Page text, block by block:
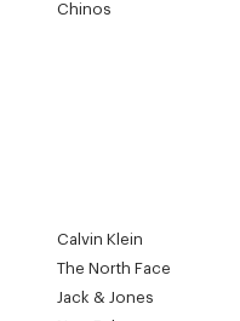
Chinos
Calvin Klein
The North Face
Jack & Jones